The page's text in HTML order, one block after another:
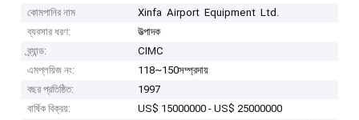
কোমপানির নাম
Xinfa Airport Equipment Ltd.
ব্যবসার ধরণ:
উত্পাদক
ব্র্যান্ড:
CIMC
এমপ্লয়িজ নং:
118~150সম্প্রদায়
বছর প্রতিষ্ঠিত:
1997
বার্ষিক বিক্রয়:
US$ 15000000 - US$ 25000000